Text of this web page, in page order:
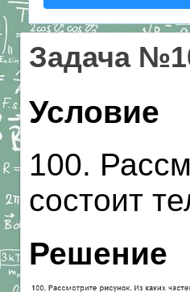
Задача
Условие
100.
состоит
Решение